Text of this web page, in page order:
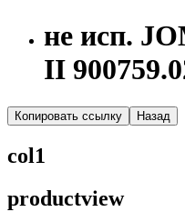
не исп.
II
Копировать ссылку Назад
col1
productview